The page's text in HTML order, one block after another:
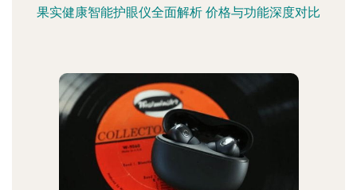
果实健康智能护眼仪全面解析 价格与功能深度对比